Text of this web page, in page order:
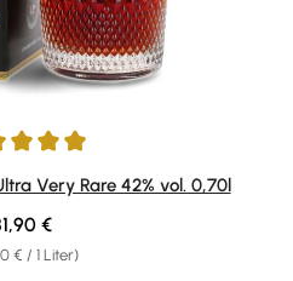
von 4.94 von 5 Sternen
Very Rare 42% vol. 0,70l
€ / 1 Liter)
Preis:
€